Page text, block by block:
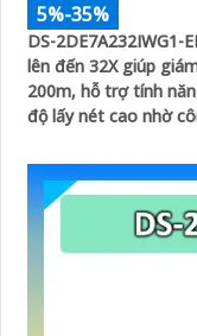
5%-35%
DS-
lên đến 32X giúp
200m, hỗ trợ tính
độ lấy nét cao nhờ